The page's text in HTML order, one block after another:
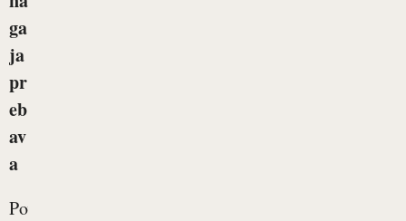
ga
ja
pr
eb
av
a
Povsod